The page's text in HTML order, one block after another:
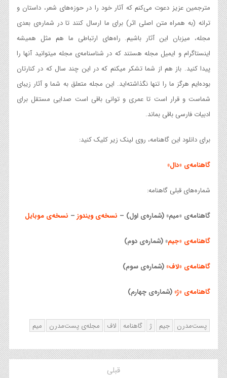
مترجمین عزیز دعوت می‌کنم که آثار خود را در حوزه‌های شعر، داستان و
ترانه (به همراه متن اصلی اثر) برای ما ارسال کنند تا در شماره‌ی بعدی
مجله، میزبان این آثار باشیم. راه‌های ارتباطی ما هم مثل همیشه
اینستاگرام و ایمیل مجله هستند که در شناسنامه‌ی مجله میتوانید آنها را
پیدا کنید. باز هم از شما تشکر میکنم که در این چند سال که در کنارتان
بوده‌ایم هرگز ما را تنها نگذاشته‌اید. این مجله متعلق به شما و آثار زیبای
شماست و قرار است تا عمری و توانی باقی است صدایی مستقل برای
ادبیات فارسی باقی بماند.
برای دانلود این گاهنامه، روی لینک زیر کلیک کنید:
گاهنامه‌ی «دال»
شماره‌های قبلی گاهنامه:
گاهنامه‌ی «میم» (شماره‌ی اول) – نسخه‌ی ویندوز – نسخه‌ی موبایل
گاهنامه‌ی «جیم» (شماره‌ی دوم)
گاهنامه‌ی «لاف» (شماره‌ی سوم)
گاهنامه‌ی «ژ» (شماره‌ی چهارم)
پست‌مدرن جیم ژ گاهنامه لاف مجله‌ی پست‌مدرن میم
قبلی